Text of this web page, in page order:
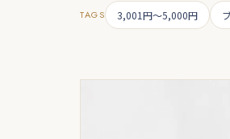
TAGS 3,001円～5,000円